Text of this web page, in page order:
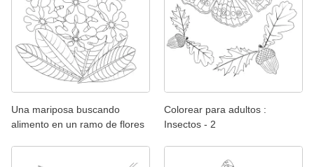
Una mariposa buscando
alimento en un ramo de flores
Colorear para adultos :
Insectos - 2